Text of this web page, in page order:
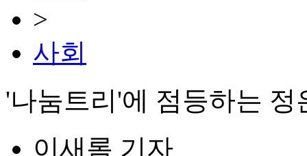
>
사회
'나눔트리'에 점등하는
이새롬 기자